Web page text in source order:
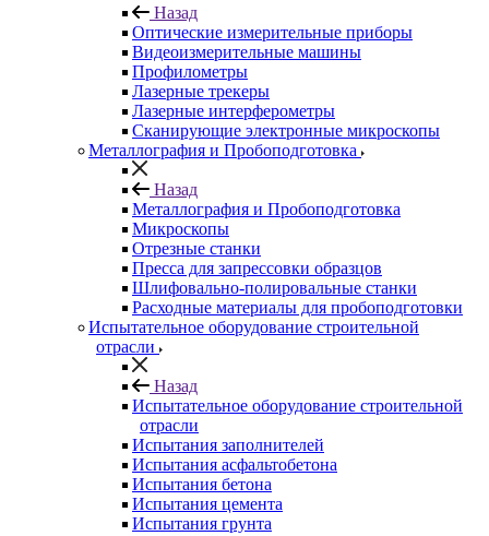
Назад
Оптические измерительные приборы
Видеоизмерительные машины
Профилометры
Лазерные трекеры
Лазерные интерферометры
Сканирующие электронные микроскопы
Металлография и Пробоподготовка
Назад
Металлография и Пробоподготовка
Микроскопы
Отрезные станки
Пресса для запрессовки образцов
Шлифовально-полировальные станки
Расходные материалы для пробоподготовки
Испытательное оборудование строительной
отрасли
Назад
Испытательное оборудование строительной
отрасли
Испытания заполнителей
Испытания асфальтобетона
Испытания бетона
Испытания цемента
Испытания грунта